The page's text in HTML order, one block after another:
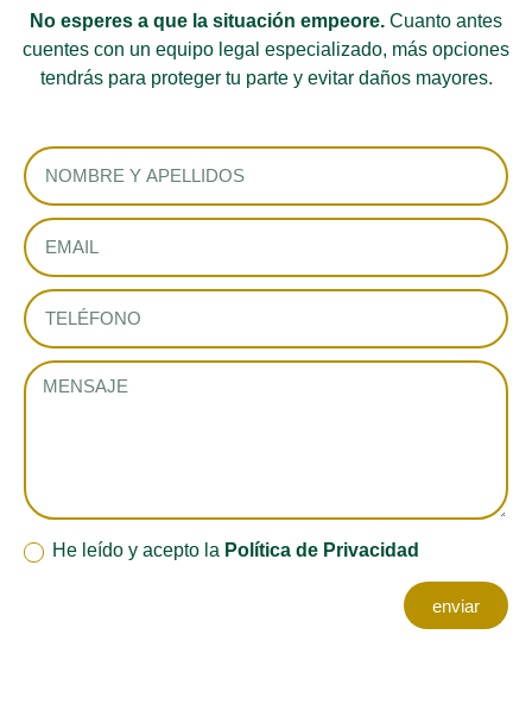
No esperes a que la situación empeore. Cuanto antes
cuentes con un equipo legal especializado, más opciones
tendrás para proteger tu parte y evitar daños mayores.
He leído y acepto la Política de Privacidad
enviar